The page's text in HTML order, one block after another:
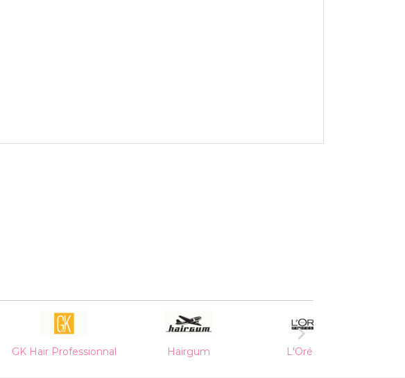
GK Hair Professionnal Hairgum L'Oréal Pro
